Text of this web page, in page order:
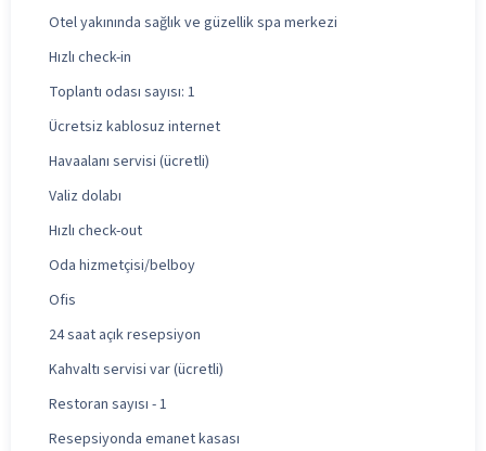
Otel yakınında sağlık ve güzellik spa merkezi
Hızlı check-in
Toplantı odası sayısı: 1
Ücretsiz kablosuz internet
Havaalanı servisi (ücretli)
Valiz dolabı
Hızlı check-out
Oda hizmetçisi/belboy
Ofis
24 saat açık resepsiyon
Kahvaltı servisi var (ücretli)
Restoran sayısı - 1
Resepsiyonda emanet kasası